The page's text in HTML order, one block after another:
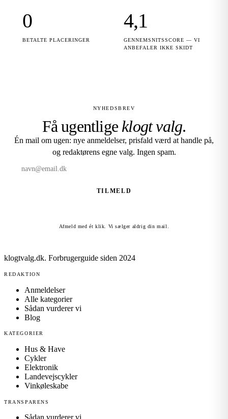
0
BETALTE PLACERINGER
4,1
GENNEMSNITSSCORE — VI
ANBEFALER IKKE SKIDT
NYHEDSBREV
Få ugentlige klogt valg.
Én mail om ugen: nye anmeldelser, prisfald værd at handle på,
og redaktørens egne valg. Ingen spam.
TILMELD
Afmeld med ét klik. Vi sælger aldrig din mail.
klogtvalg.dk. Forbrugerguide siden 2024
REDAKTION
Anmeldelser
Alle kategorier
Sådan vurderer vi
Blog
KATEGORIER
Hus & Have
Cykler
Elektronik
Landevejscykler
Vinkøleskabe
TRANSPARENS